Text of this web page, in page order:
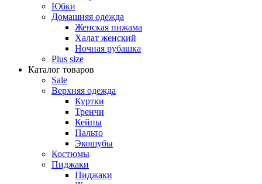
Юбки
Домашняя одежда
Женская пижама
Халат женский
Ночная рубашка
Plus size
Каталог товаров
Sale
Верхняя одежда
Куртки
Тренчи
Кейпы
Пальто
Экошубы
Костюмы
Пиджаки
Пиджаки